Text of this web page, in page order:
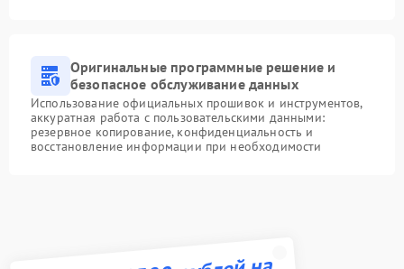
Оригинальные программные решение и
безопасное обслуживание данных
Использование официальных прошивок и инструментов,
аккуратная работа с пользовательскими данными:
резервное копирование, конфиденциальность и
восстановление информации при необходимости